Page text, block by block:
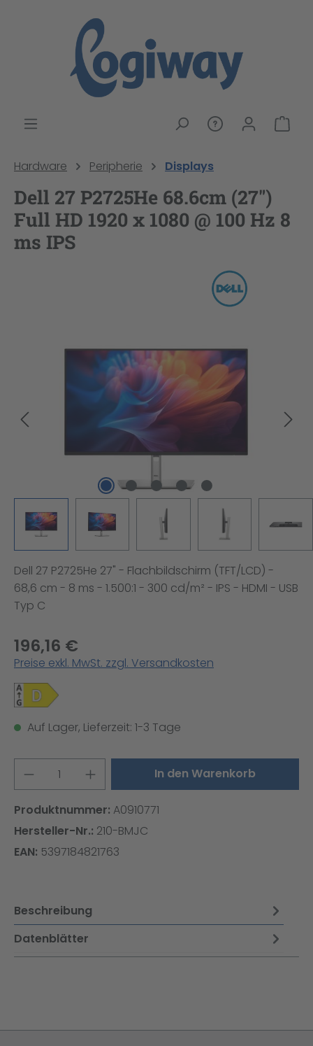
Hardware Peripherie Displays
Dell 27 P2725He 68.6cm (27")
Full HD 1920 x 1080 @ 100 Hz 8
ms IPS
Bildergalerie überspringen
Dell 27 P2725He 27" - Flachbildschirm (TFT/LCD) -
68,6 cm - 8 ms - 1.500:1 - 300 cd/m² - IPS - HDMI - USB
Typ C
196,16 €
Preise exkl. MwSt. zzgl. Versandkosten
Auf Lager, Lieferzeit: 1-3 Tage
Produkt Anzahl: Gib denIn den Warenkorb
Produktnummer: A0910771
Hersteller-Nr.: 210-BMJC
EAN: 5397184821763
Beschreibung
Datenblätter